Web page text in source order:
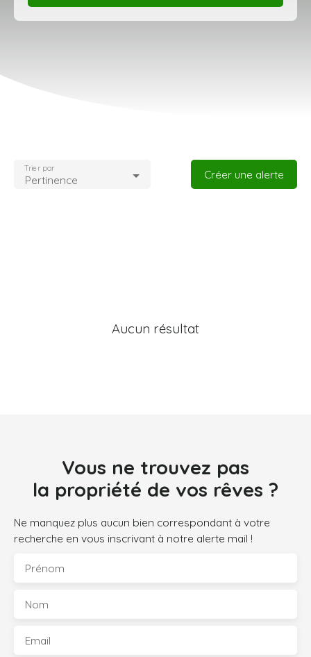
Pertinence
Trier par Créer une alerte
Aucun résultat
Vous ne trouvez pas
la propriété de vos rêves ?
Ne manquez plus aucun bien correspondant à votre
recherche en vous inscrivant à notre alerte mail !
Prénom
Nom
Email